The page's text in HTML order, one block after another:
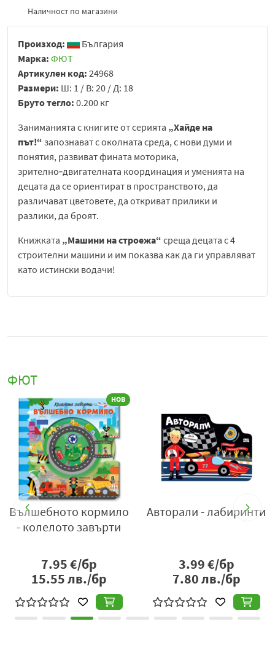
Наличност по магазини
Произход:
България
Марка: ФЮТ
Артикулен код: 24968
Размери: Ш: 1 / В: 20 / Д: 18
Бруто тегло: 0.200 кг
Заниманията с книгите от серията „Хайде на
път!“ запознават с околната среда, с нови думи и
понятия, развиват фината моторика,
зрително‑двигателната координация и уменията на
децата да се ориентират в пространството, да
различават цветовете, да откриват прилики и
разлики, да броят.
Книжката „Машини на строежа“ среща децата с 4
строителни машини и им показва как да ги управляват
като истински водачи!
ФЮТ
НОВ
Вълшебното кормило
- колелото завърти
7.95€/бр
15.55лв./бр
Авторали - лабиринти
3.99€/бр
7.80лв./бр